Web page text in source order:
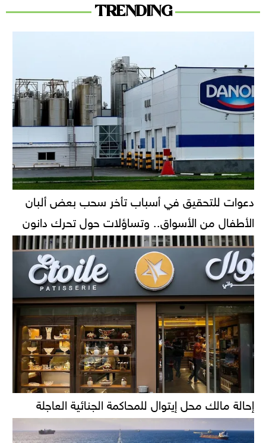
TRENDING
دعوات للتحقيق في أسباب تأخر سحب بعض ألبان
الأطفال من الأسواق.. وتساؤلات حول تحرك دانون
إحالة مالك محل إيتوال للمحاكمة الجنائية العاجلة